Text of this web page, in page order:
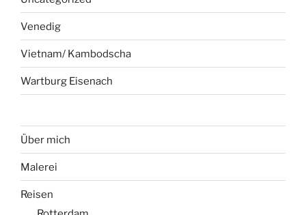
Venedig
Vietnam/ Kambodscha
Wartburg Eisenach
Über mich
Malerei
Reisen